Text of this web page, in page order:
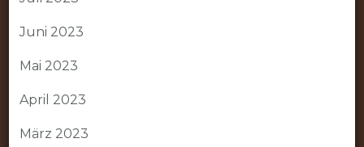
Juni 2023
Mai 2023
April 2023
März 2023